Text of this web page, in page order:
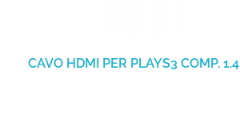
CAVO HDMI PER PLAYS3 COMP. 1.4